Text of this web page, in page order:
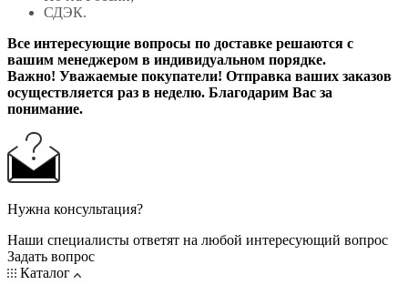
СДЭК.
Все интересующие вопросы по доставке решаются с
вашим менеджером в индивидуальном порядке.
Важно! Уважаемые покупатели! Отправка ваших заказов
осуществляется раз в неделю. Благодарим Вас за
понимание.
Нужна консультация?
Наши специалисты ответят на любой интересующий вопрос
Задать вопрос
Каталог